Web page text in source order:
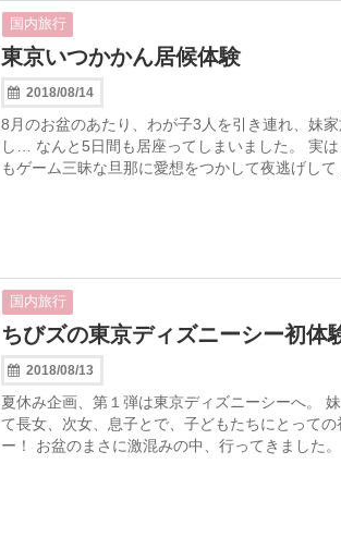
国内旅行
東京いつかかん居候体験
2018/08/14
8月のお盆のあたり、わが子3人を引き連れ、妹
し… なんと5日間も居座ってしまいました。 実
もゲーム三昧な旦那に愛想をつかして夜逃げし
国内旅行
ちびズの東京ディズニーシー初体
2018/08/13
夏休み企画、第１弾は東京ディズニーシーへ。
て長女、次女、息子とで、子どもたちにとって
ー！ お盆のまさに激混みの中、行ってきました